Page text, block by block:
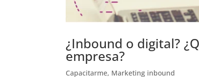
¿Inbound o digital?
empresa?
Capacitarme, Marketing inbound